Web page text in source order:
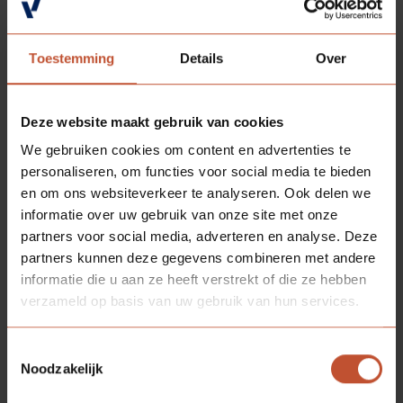
Toestemming Details Over
Deze website maakt gebruik van cookies
We gebruiken cookies om content en advertenties te
personaliseren, om functies voor social media te bieden
en om ons websiteverkeer te analyseren. Ook delen we
informatie over uw gebruik van onze site met onze
partners voor social media, adverteren en analyse. Deze
partners kunnen deze gegevens combineren met andere
informatie die u aan ze heeft verstrekt of die ze hebben
verzameld op basis van uw gebruik van hun services.
Noodzakelijk
Meer weten over de VerdiXperience? Kijk op
Terug naar
overzicht
deze
pagina: